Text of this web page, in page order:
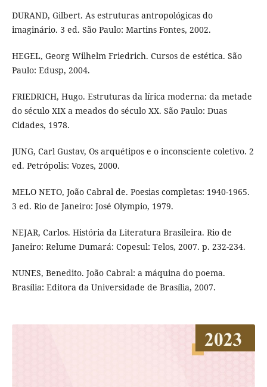
DURAND, Gilbert. As estruturas antropológicas do
imaginário. 3 ed. São Paulo: Martins Fontes, 2002.
HEGEL, Georg Wilhelm Friedrich. Cursos de estética. São
Paulo: Edusp, 2004.
FRIEDRICH, Hugo. Estruturas da lírica moderna: da metade
do século XIX a meados do século XX. São Paulo: Duas
Cidades, 1978.
JUNG, Carl Gustav, Os arquétipos e o inconsciente coletivo. 2
ed. Petrópolis: Vozes, 2000.
MELO NETO, João Cabral de. Poesias completas: 1940-1965.
3 ed. Rio de Janeiro: José Olympio, 1979.
NEJAR, Carlos. História da Literatura Brasileira. Rio de
Janeiro: Relume Dumará: Copesul: Telos, 2007. p. 232-234.
NUNES, Benedito. João Cabral: a máquina do poema.
Brasília: Editora da Universidade de Brasília, 2007.